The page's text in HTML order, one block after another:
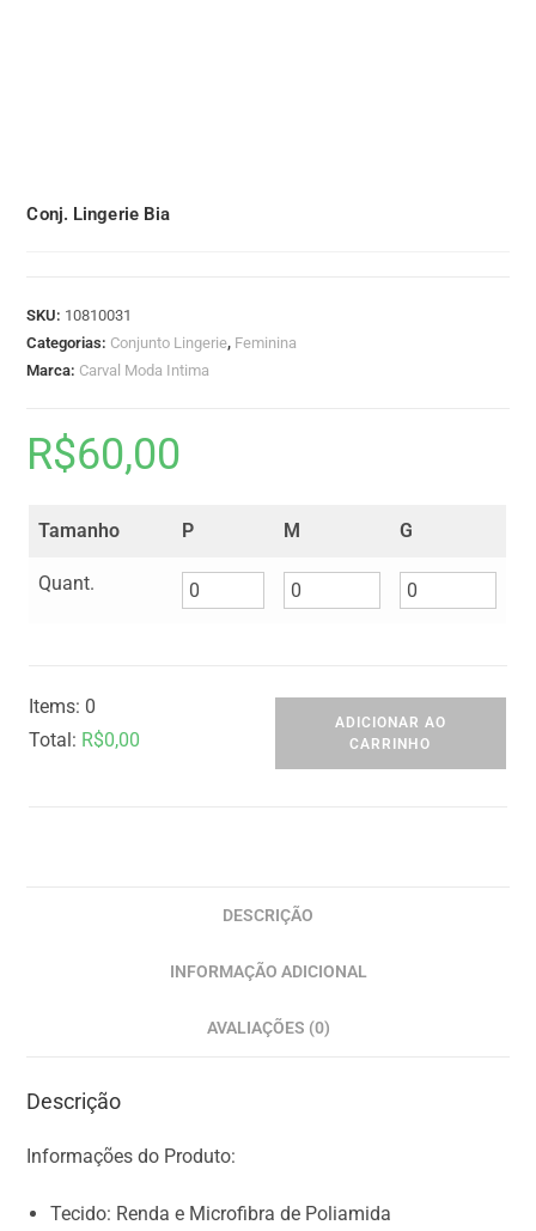
Conj. Lingerie Bia
SKU: 10810031
Categorias: Conjunto Lingerie, Feminina
Marca: Carval Moda Intima
R$60,00
Tamanho P M G
Quant.
Items: 0
Total : R$0,00
a
0
ADICIONAR AO
CARRINHO
DESCRIÇÃO
INFORMAÇÃO ADICIONAL
AVALIAÇÕES (0)
Descrição
Informações do Produto:
Tecido: Renda e Microfibra de Poliamida